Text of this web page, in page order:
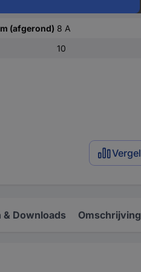
(afgerond) 8 A
10
Downloads Omschrijving